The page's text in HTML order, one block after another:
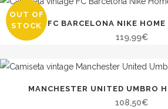
OUT OF
STOCK
FC BARCELONA NIKE
119,99€
MANCHESTER UNITED UMBRO
108,50€